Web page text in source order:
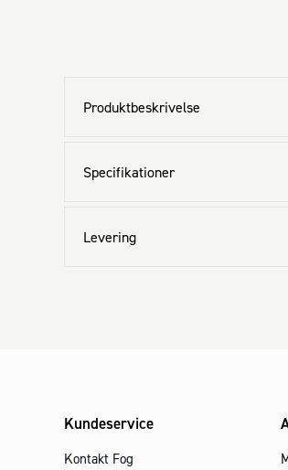
Produktbeskrivelse
Specifikationer
Levering
Kundeservice
Kontakt Fog